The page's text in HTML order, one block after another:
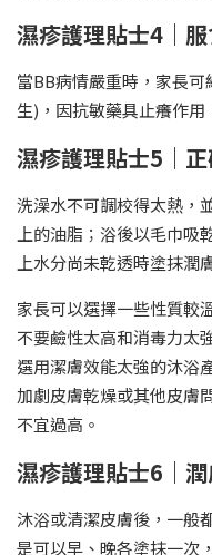
濕疹護理貼士4｜
當BB病情嚴重時，家長
生)，因抗敏藥具止癢作用
濕疹護理貼士5｜
洗澡水不可調校得太熱，
上的油脂；浴後以毛巾吸
上水分尚未乾透時塗抹潤
家長可以選擇一些性質較
不要鹼性太高和消毒力太
選用潔膚效能太強的沐浴
加劇皮膚乾燥或其他皮膚
不宜過高。
濕疹護理貼士6｜
沐浴或清潔皮膚後，一般
是可以早、晚各塗抹一次